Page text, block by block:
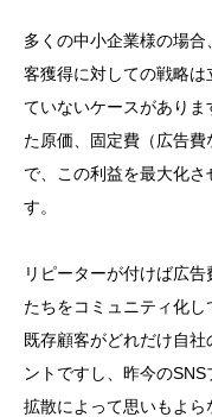
多くの中小企業様の場
客獲得に対しての戦略
ていないケースがあり
た原価、固定費（広告
で、この利益を最大化
す。
リピーターが付けば広
たちをコミュニティ化し
既存顧客がどれだけ自
ントですし、昨今の
拡散によって思いもよら